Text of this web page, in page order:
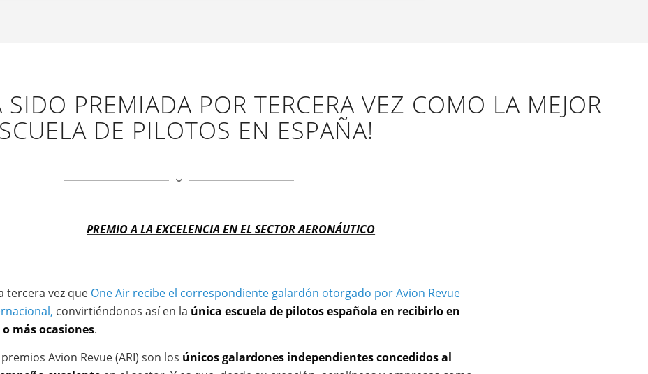
PREMIADA POR TERCERA VEZ COMO LA MEJOR
DE PILOTOS EN ESPAÑA!
PREMIO A LA EXCELENCIA EN EL SECTOR AERONÁUTICO
tercera vez que One Air recibe el correspondiente galardón otorgado por Avion Revue
convirtiéndonos así en la única escuela de pilotos española en recibirlo en
o más ocasiones.
Avion Revue (ARI) son los únicos galardones independientes concedidos al